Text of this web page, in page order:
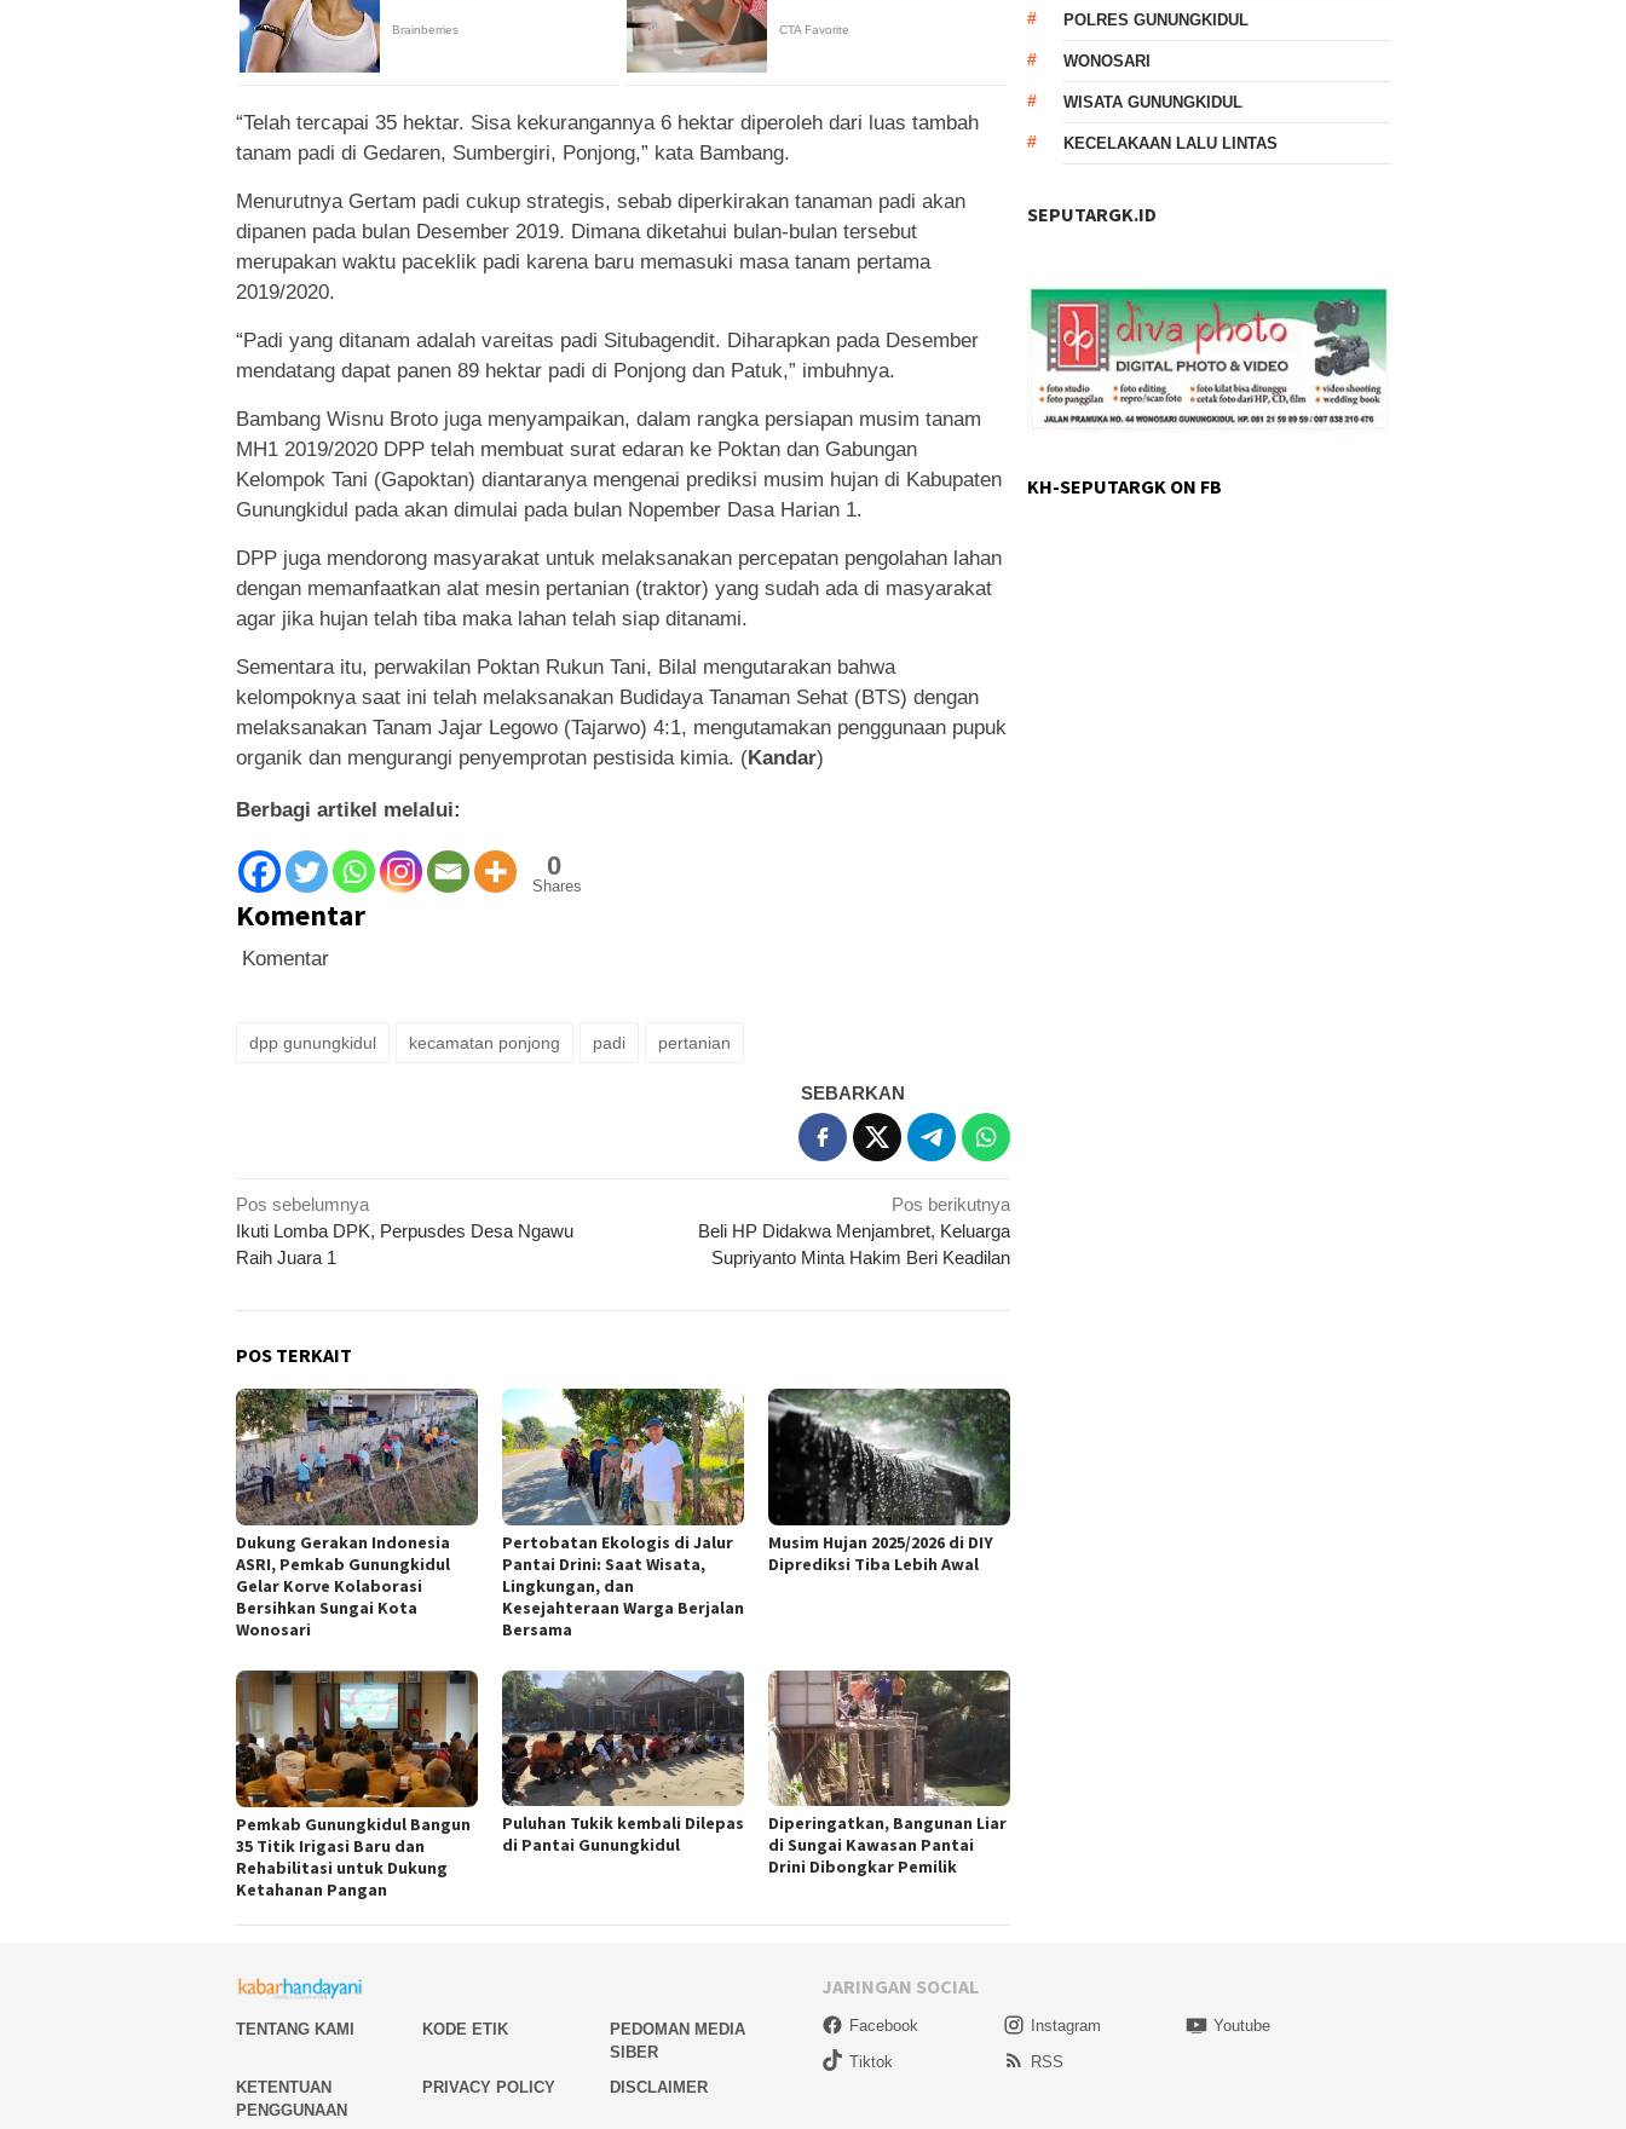
“Telah tercapai 35 hektar. Sisa kekurangannya 6 hektar diperoleh dari luas tambah
tanam padi di Gedaren, Sumbergiri, Ponjong,” kata Bambang.
Menurutnya Gertam padi cukup strategis, sebab diperkirakan tanaman padi akan
dipanen pada bulan Desember 2019. Dimana diketahui bulan-bulan tersebut
merupakan waktu paceklik padi karena baru memasuki masa tanam pertama
2019/2020.
“Padi yang ditanam adalah vareitas padi Situbagendit. Diharapkan pada Desember
mendatang dapat panen 89 hektar padi di Ponjong dan Patuk,” imbuhnya.
Bambang Wisnu Broto juga menyampaikan, dalam rangka persiapan musim tanam
MH1 2019/2020 DPP telah membuat surat edaran ke Poktan dan Gabungan
Kelompok Tani (Gapoktan) diantaranya mengenai prediksi musim hujan di Kabupaten
Gunungkidul pada akan dimulai pada bulan Nopember Dasa Harian 1.
DPP juga mendorong masyarakat untuk melaksanakan percepatan pengolahan lahan
dengan memanfaatkan alat mesin pertanian (traktor) yang sudah ada di masyarakat
agar jika hujan telah tiba maka lahan telah siap ditanami.
Sementara itu, perwakilan Poktan Rukun Tani, Bilal mengutarakan bahwa
kelompoknya saat ini telah melaksanakan Budidaya Tanaman Sehat (BTS) dengan
melaksanakan Tanam Jajar Legowo (Tajarwo) 4:1, mengutamakan penggunaan pupuk
organik dan mengurangi penyemprotan pestisida kimia. (Kandar)
Berbagi artikel melalui:
0
Shares
Komentar
Komentar
dpp gunungkidul kecamatan ponjong padi pertanian
SEBARKAN
Navigasi
pos
Pos sebelumnya
Ikuti Lomba DPK, Perpusdes Desa Ngawu
Raih Juara 1
Pos berikutnya
Beli HP Didakwa Menjambret, Keluarga
Supriyanto Minta Hakim Beri Keadilan
POS TERKAIT
Dukung Gerakan Indonesia
ASRI, Pemkab Gunungkidul
Gelar Korve Kolaborasi
Bersihkan Sungai Kota
Wonosari
Pertobatan Ekologis di Jalur
Pantai Drini: Saat Wisata,
Lingkungan, dan
Kesejahteraan Warga Berjalan
Bersama
Musim Hujan 2025/2026 di DIY
Diprediksi Tiba Lebih Awal
Pemkab Gunungkidul Bangun
35 Titik Irigasi Baru dan
Rehabilitasi untuk Dukung
Ketahanan Pangan
Puluhan Tukik kembali Dilepas
di Pantai Gunungkidul
Diperingatkan, Bangunan Liar
di Sungai Kawasan Pantai
Drini Dibongkar Pemilik
POLRES GUNUNGKIDUL
WONOSARI
WISATA GUNUNGKIDUL
KECELAKAAN LALU LINTAS
SEPUTARGK.ID
KH-SEPUTARGK ON FB
TENTANG KAMI KODE ETIK
PEDOMAN MEDIA
SIBER
KETENTUAN
PENGGUNAAN
PRIVACY POLICY DISCLAIMER
JARINGAN SOCIAL
Facebook Instagram
Youtube
Tiktok
RSS